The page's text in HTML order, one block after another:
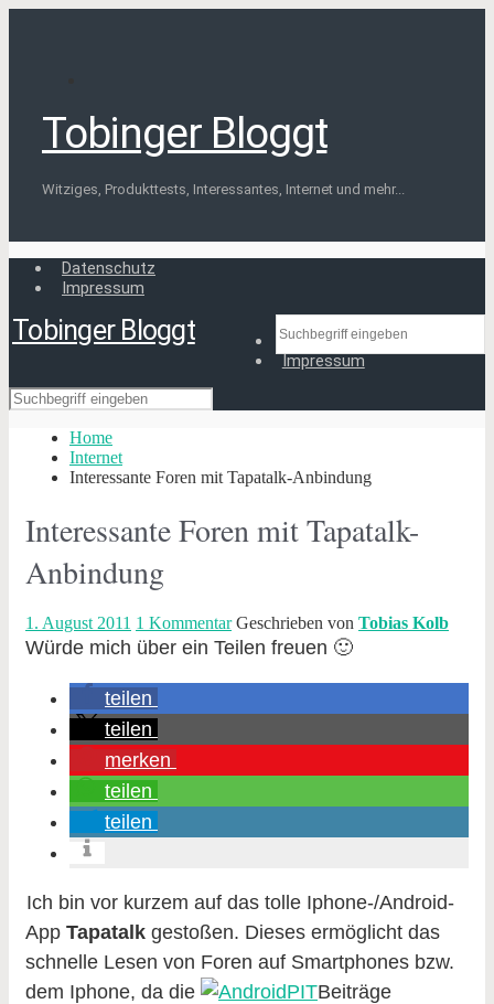
Tobinger Bloggt
Witziges, Produkttests, Interessantes, Internet und mehr...
Datenschutz
Impressum
Tobinger Bloggt
Datenschutz
Impressum
Home
Internet
Interessante Foren mit Tapatalk-Anbindung
Interessante Foren mit Tapatalk-
Anbindung
1. August 2011 1 Kommentar Geschrieben von Tobias Kolb
Würde mich über ein Teilen freuen 🙂
teilen
teilen
merken
teilen
teilen
Ich bin vor kurzem auf das tolle Iphone-/Android-
App Tapatalk gestoßen. Dieses ermöglicht das
schnelle Lesen von Foren auf Smartphones bzw.
dem Iphone, da die
Beiträge